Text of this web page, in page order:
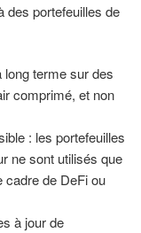
des portefeuilles de
terme sur des
comprimé, et non
: les portefeuilles
ne sont utilisés que
cadre de DeFi ou
à jour de